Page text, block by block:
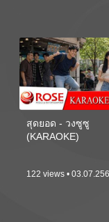
สุดยอด - วงซูซู
(KARAOKE)
122 views •